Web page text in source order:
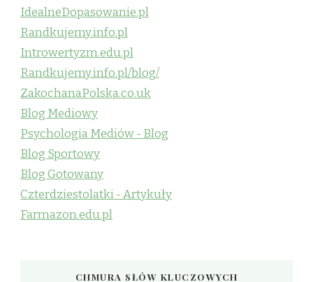
IdealneDopasowanie.pl
Randkujemy.info.pl
Introwertyzm.edu.pl
Randkujemy.info.pl/blog/
ZakochanaPolska.co.uk
Blog Mediowy
Psychologia Mediów - Blog
Blog Sportowy
Blog Gotowany
Czterdziestolatki - Artykuły
Farmazon.edu.pl
CHMURA SŁÓW KLUCZOWYCH